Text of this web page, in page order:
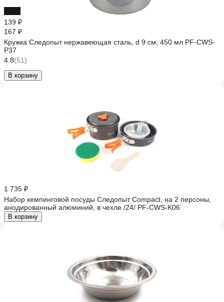
139 ₽
167 ₽
Кружка Следопыт нержавеющая сталь, d 9 см, 450 мл PF-CWS-
P37
4.8(51)
В корзину
1 735 ₽
Набор кемпинговой посуды Следопыт Compact, на 2 персоны,
анодированный алюминий, в чехле /24/ PF-CWS-K06
В корзину